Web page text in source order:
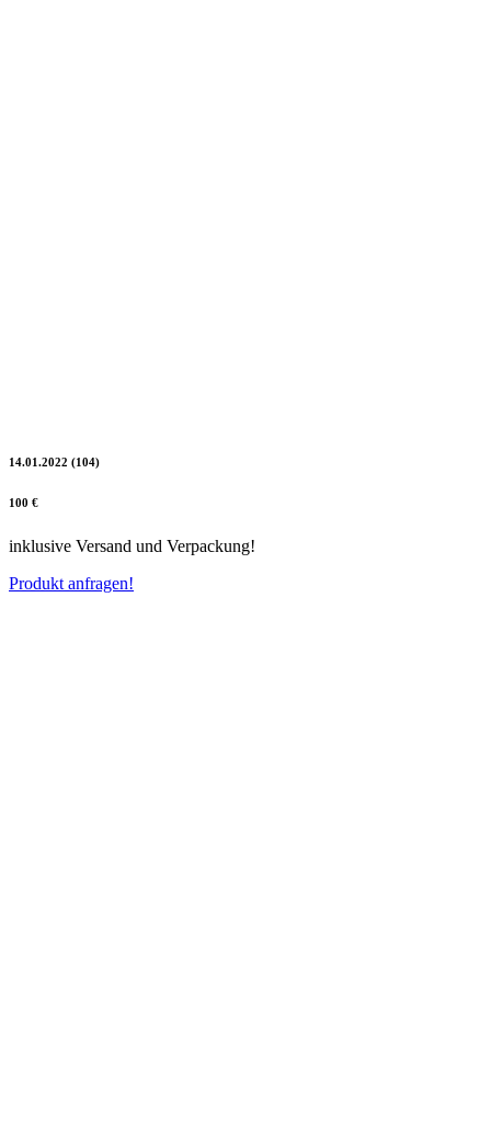
14.01.2022 (104)
100 €
inklusive Versand und Verpackung!
Produkt anfragen!